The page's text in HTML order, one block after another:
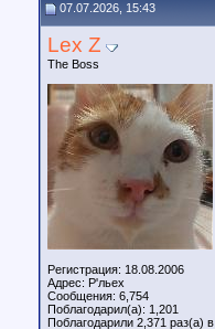
07.07.2026, 15:43
Lex Z
The Boss
Регистрация: 18.08.2006
Адрес: Р'льех
Сообщения: 6,754
Поблагодарил(а): 1,201
Поблагодарили 2,371 раз(а) в